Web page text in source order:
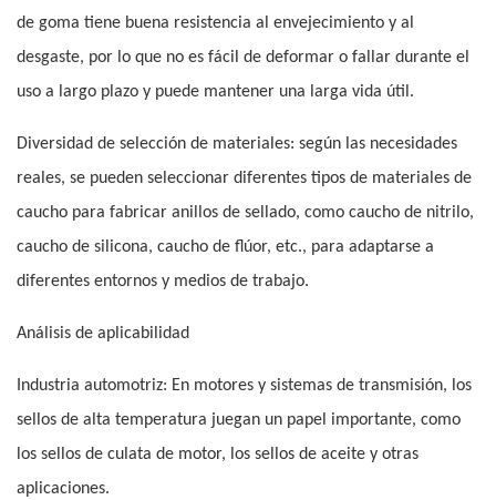
de goma tiene buena resistencia al envejecimiento y al
desgaste, por lo que no es fácil de deformar o fallar durante el
uso a largo plazo y puede mantener una larga vida útil.
Diversidad de selección de materiales: según las necesidades
reales, se pueden seleccionar diferentes tipos de materiales de
caucho para fabricar anillos de sellado, como caucho de nitrilo,
caucho de silicona, caucho de flúor, etc., para adaptarse a
diferentes entornos y medios de trabajo.
Análisis de aplicabilidad
Industria automotriz: En motores y sistemas de transmisión, los
sellos de alta temperatura juegan un papel importante, como
los sellos de culata de motor, los sellos de aceite y otras
aplicaciones.